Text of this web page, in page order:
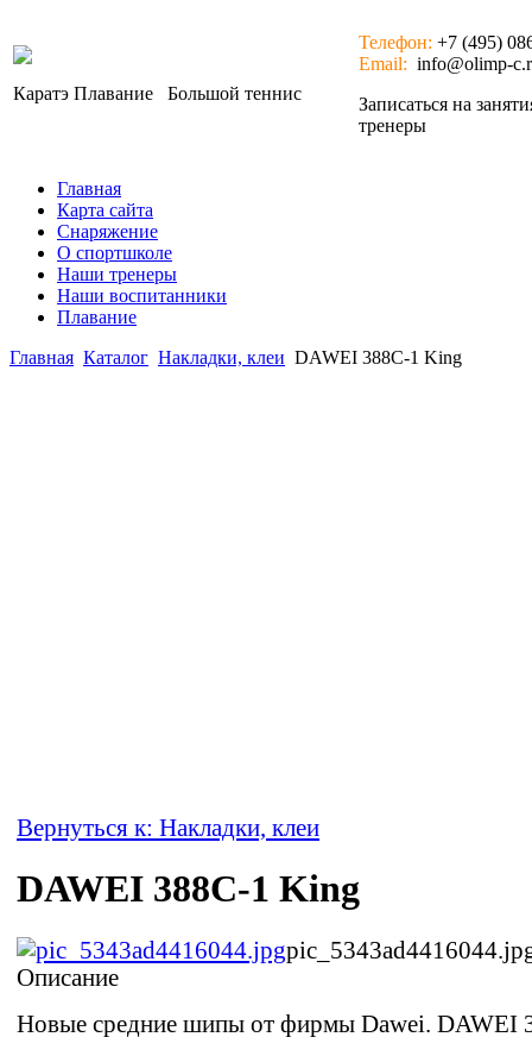
Каратэ Плавание Большой теннис
Телефон: +7 (495)
Email: info@olimp-
Записаться на
тренеры
Главная
Карта сайта
Снаряжение
О спортшколе
Наши тренеры
Наши воспитанники
Плавание
Главная Каталог Накладки, клеи DAWEI 388C-1 King
Вернуться к: Накладки, клеи
DAWEI 388C-1 King
Описание
Новые средние шипы от фирмы Dawei. DAWEI